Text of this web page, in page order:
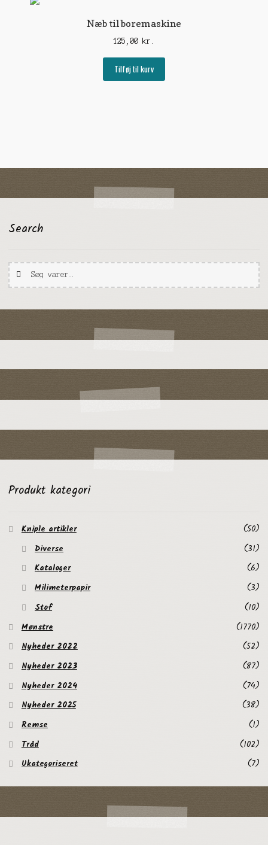
Næb til boremaskine
125,00 kr.
Tilføj til kurv
Search
Søg
efter:
Søg
Produkt kategori
Kniple artikler
(50)
Diverse
(31)
Kataloger
(6)
Milimeterpapir
(3)
Stof
(10)
Mønstre
(1770)
Nyheder 2022
(52)
Nyheder 2023
(87)
Nyheder 2024
(74)
Nyheder 2025
(38)
Remse
(1)
Tråd
(102)
Ukategoriseret
(7)